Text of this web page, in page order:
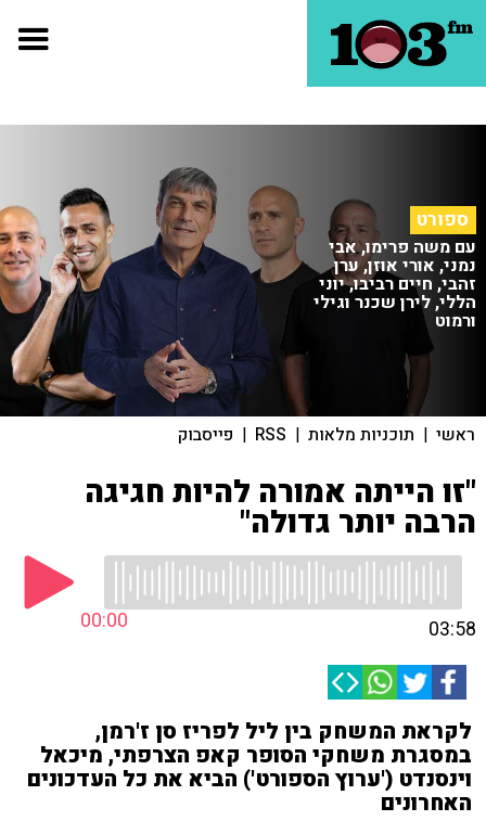
ספורט
עם משה פרימו, אבי
נמני, אורי אוזן, ערן
זהבי, חיים רביבו, יוני
הללי, לירן שכנר וגילי
ורמוט
ראשי | תוכניות מלאות |
RSS
| פייסבוק
"זו הייתה אמורה להיות חגיגה
הרבה יותר גדולה"
00:00 03:58
לקראת המשחק בין ליל לפריז סן ז'רמן,
במסגרת משחקי הסופר קאפ הצרפתי, מיכאל
וינסנדט ('ערוץ הספורט') הביא את כל העדכונים
האחרונים